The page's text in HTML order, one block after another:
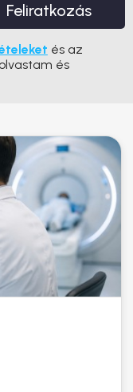
Feliratkozás
és az
és